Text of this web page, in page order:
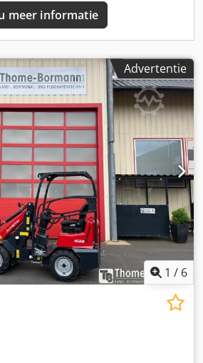
meer informatie
Advertentie
1 / 6